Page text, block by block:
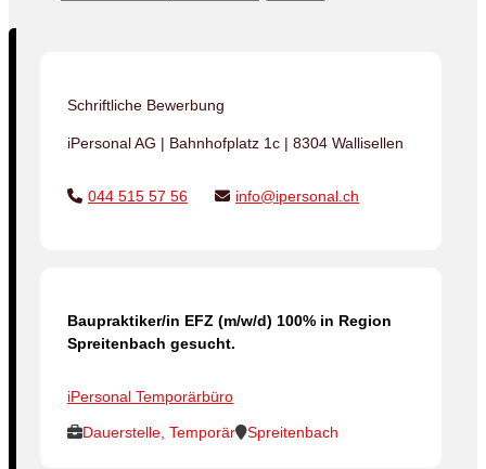
Schriftliche Bewerbung
iPersonal AG | Bahnhofplatz 1c | 8304 Wallisellen
044 515 57 56 info@ipersonal.ch
Baupraktiker/in EFZ (m/w/d) 100% in Region
Spreitenbach gesucht.
iPersonal Temporärbüro
Dauerstelle, Temporär Spreitenbach